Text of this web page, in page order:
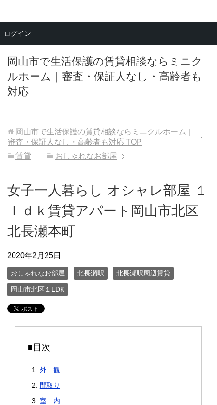
岡山市で生活保護の賃貸相談ならミニク
ルホーム｜審査・保証人なし・高齢者も
対応
メニュー
岡山市で生活保護の賃貸相談ならミニクルホーム｜
審査・保証人なし・高齢者も対応 TOP
賃貸
おしゃれなお部屋
女子一人暮らし オシャレ部屋 １
ｌｄｋ賃貸アパート岡山市北区
北長瀬本町
2020年2月25日
おしゃれなお部屋 北長瀬駅 北長瀬駅周辺賃貸
岡山市北区１LDK
■目次
外 観
間取り
室 内
ログイン